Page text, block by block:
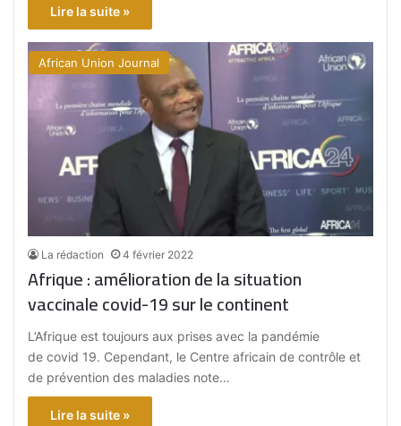
Lire la suite »
African Union Journal
La rédaction 4 février 2022
Afrique : amélioration de la situation
vaccinale covid-19 sur le continent
L’Afrique est toujours aux prises avec la pandémie
de covid 19. Cependant, le Centre africain de contrôle et
de prévention des maladies note…
Lire la suite »